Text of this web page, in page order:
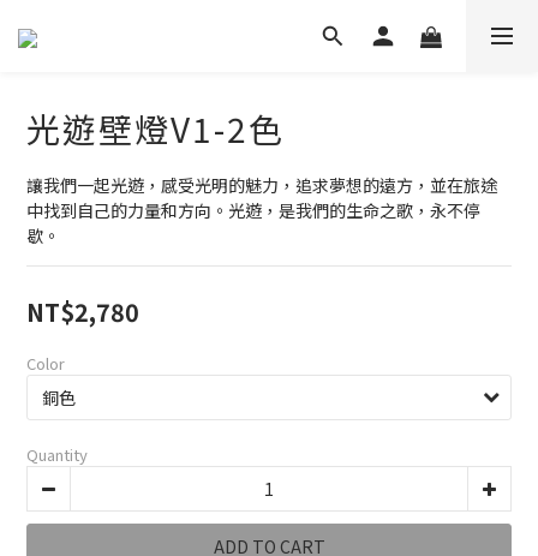
光遊壁燈V1-2色
讓我們一起光遊，感受光明的魅力，追求夢想的遠方，並在旅途
中找到自己的力量和方向。光遊，是我們的生命之歌，永不停
歇。
NT$2,780
Color
Quantity
ADD TO CART